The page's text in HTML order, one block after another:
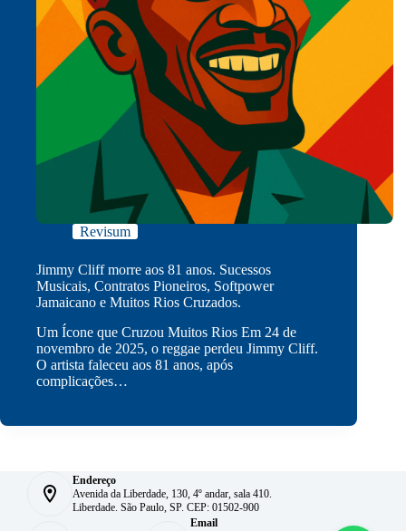
Revisum
Jimmy Cliff morre aos 81 anos. Sucessos
Musicais, Contratos Pioneiros, Softpower
Jamaicano e Muitos Rios Cruzados.
Um Ícone que Cruzou Muitos Rios Em 24 de
novembro de 2025, o reggae perdeu Jimmy Cliff.
O artista faleceu aos 81 anos, após
complicações…
Endereço
Avenida da Liberdade, 130, 4º andar, sala 410.
Liberdade. São Paulo, SP. CEP: 01502-900
Email